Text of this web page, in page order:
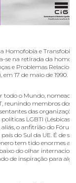
Homofobia e Transfobia
se na retirada da
e Problemas
17 de maio de 1990.
todo o Mundo,
reunindo membros dos
das
LGBTI (Lésbicas,
aliás, o anfitrião do
do Sul da UE. É de
tem tido enormes
do olhar
de inspiração para